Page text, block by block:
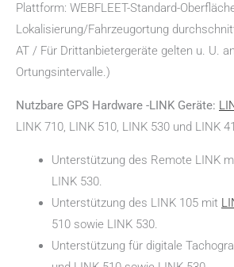
Plattform: WEBFLEET-Standard-
Lokalisierung/Fahrzeugortung
AT / Für Drittanbietergeräte gelten u. U.
Ortungsintervalle.)
Nutzbare GPS Hardware -LINK Geräte:
LINK 710, LINK 510, LINK 530 und LINK
Unterstützung des Remote LINK
LINK 530.
Unterstützung des LINK 105 mit
510 sowie LINK 530.
Unterstützung für digitale